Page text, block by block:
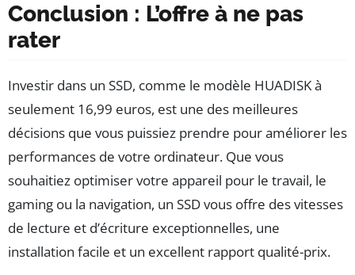
Conclusion : L’offre à ne pas
rater
Investir dans un SSD, comme le modèle HUADISK à
seulement 16,99 euros, est une des meilleures
décisions que vous puissiez prendre pour améliorer les
performances de votre ordinateur. Que vous
souhaitiez optimiser votre appareil pour le travail, le
gaming ou la navigation, un SSD vous offre des vitesses
de lecture et d’écriture exceptionnelles, une
installation facile et un excellent rapport qualité-prix.